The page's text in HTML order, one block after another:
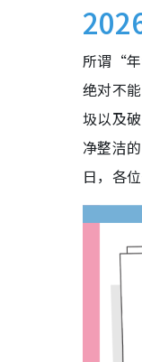
所谓“年
绝对不
圾以及
净整洁
日，各